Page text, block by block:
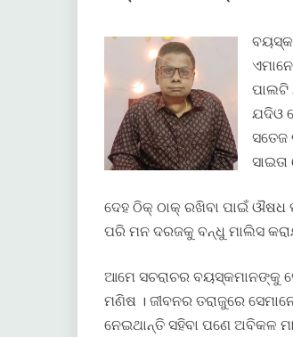
ପାଲଟି
ଯଦିଓ
ସତେଜ
ଦେହ ଠିକ୍ ଠାକ୍ ରଖିବା ପାଇଁ ଔଷଧ
ପରି ମନ ଦରଜକୁ ବନ୍ଧୁ ମାଲିସ
ଆମେ ସଚରାଚର ବୟସ୍କମାନଙ୍କୁ
ମଣିଷ । ଜୀବନର ତରାଜୁରେ
ନେଇଥାନ୍ତି ସହିବା ପଣେ ଅବିକଳ